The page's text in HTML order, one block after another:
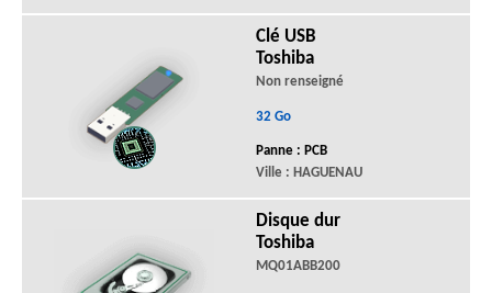
Clé USB
Toshiba
Non renseigné
32 Go
Panne : PCB
Ville : HAGUENAU
Disque dur
Toshiba
MQ01ABB200